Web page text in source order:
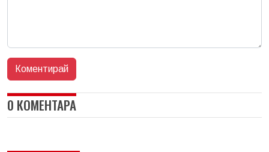
0 КОМЕНТАРА